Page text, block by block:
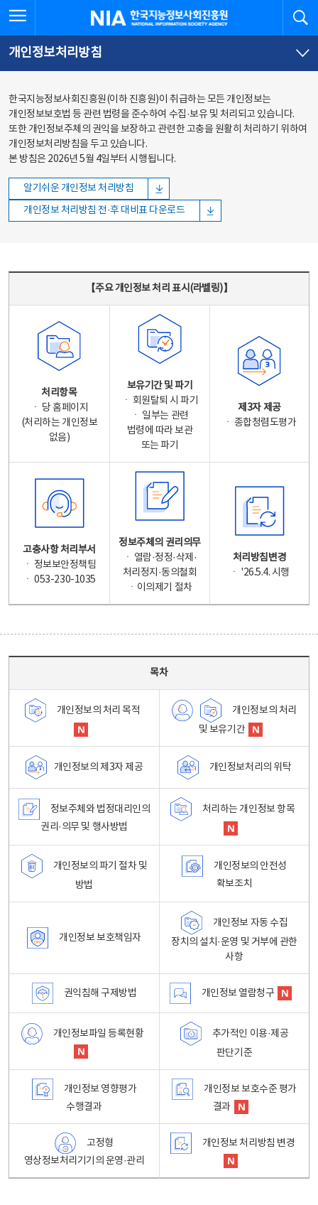
바로가기
바로가기
한국지능정보사회진흥원
개인정보처리방침
한국지능정보사회진흥원(이하 진흥원)이 취급하는 모든 개인정보는
개인정보보호법 등 관련 법령을 준수하여 수집·보유 및 처리되고 있습니다.
또한 개인정보주체의 권익을 보장하고 관련한 고충을 원활히 처리하기 위하여
개인정보처리방침을 두고 있습니다.
본 방침은 2026년 5월 4일부터 시행됩니다.
알기쉬운 개인정보 처리방침
개인정보 처리방침 전·후 대비표 다운로드
【주요 개인정보 처리 표시(라벨링)】
처리항목
ㆍ 당 홈페이지
(처리하는 개인정보
없음)
보유기간 및 파기
ㆍ 회원탈퇴 시 파기
ㆍ 일부는 관련
법령에 따라 보관
또는 파기
제3자 제공
ㆍ 종합청렴도평가
고충사항 처리부서
ㆍ 정보보안정책팀
ㆍ 053-230-1035
정보주체의 권리의무
ㆍ 열람·정정·삭제·
처리정지·동의철회
ㆍ이의제기 절차
처리방침변경
ㆍ '26.5.4. 시행
목차
개인정보의 처리 목적
개인정보의 처리
및 보유기간
개인정보의 제3자 제공 개인정보처리의 위탁
정보주체와 법정대리인의
권리·의무 및 행사방법
처리하는 개인정보 항목
개인정보의 파기 절차 및
방법
개인정보의 안전성
확보조치
개인정보 보호책임자
개인정보 자동 수집
장치의 설치·운영 및 거부에 관한
사항
권익침해 구제방법 개인정보 열람청구
개인정보파일 등록현황
추가적인 이용·제공
판단기준
개인정보 영향평가
수행결과
개인정보 보호수준 평가
결과
고정형
영상정보처리기기의 운영·관리
개인정보 처리방침 변경